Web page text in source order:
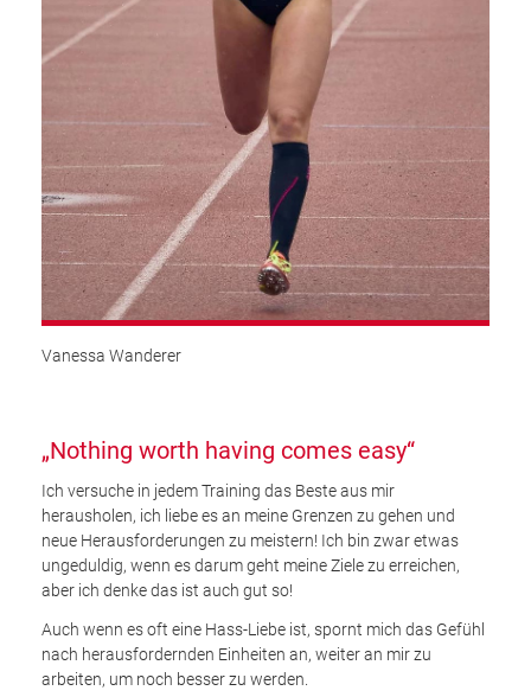
Vanessa Wanderer
„Nothing worth having comes easy“
Ich versuche in jedem Training das Beste aus mir
herausholen, ich liebe es an meine Grenzen zu gehen und
neue Herausforderungen zu meistern! Ich bin zwar etwas
ungeduldig, wenn es darum geht meine Ziele zu erreichen,
aber ich denke das ist auch gut so!
Auch wenn es oft eine Hass-Liebe ist, spornt mich das Gefühl
nach herausfordernden Einheiten an, weiter an mir zu
arbeiten, um noch besser zu werden.